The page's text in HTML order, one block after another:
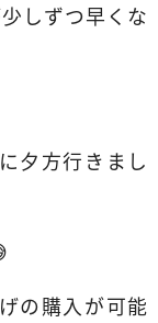
しずつ早くな
夕方行きまし
の購入が可能